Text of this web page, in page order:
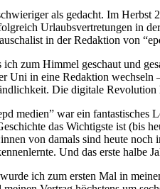
als gedacht. Im
Urlaubsvertretungen in
in der Redaktion von
ich zum Himmel geschaut und
Uni in eine Redaktion
Die digitale
medien” war ein fantastisches
das Wichtigste ist (bis
von damals sind heute
Und das erste halbe
ich zum ersten Mal in